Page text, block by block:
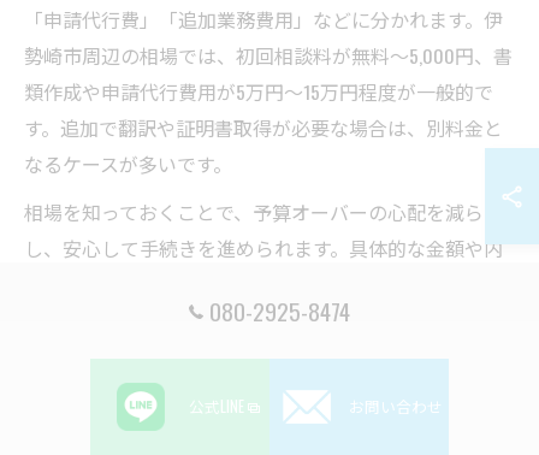
「申請代行費」「追加業務費用」などに分かれます。伊
勢崎市周辺の相場では、初回相談料が無料〜5,000円、書
類作成や申請代行費用が5万円〜15万円程度が一般的で
す。追加で翻訳や証明書取得が必要な場合は、別料金と
なるケースが多いです。
相場を知っておくことで、予算オーバーの心配を減ら
し、安心して手続きを進められます。具体的な金額や内
で見積もりを取得し、内容を比較することが賢明です。
実際の利用者からも「事前に明細をもらい、納得して依
頼できた」という声が寄せられています。
080-2925-8474
公式LINE お問い合わせ